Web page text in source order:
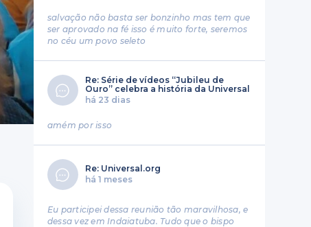
salvação não basta ser bonzinho mas tem que
ser aprovado na fé isso é muito forte, seremos
no céu um povo seleto
Re: Série de vídeos “Jubileu de
Ouro” celebra a história da Universal
há 23 dias
amém por isso
Re: Universal.org
há 1 meses
Eu participei dessa reunião tão maravilhosa, e
dessa vez em Indaiatuba. Tudo que o bispo